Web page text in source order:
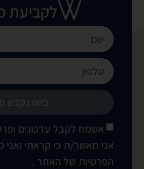
לקביעת
אשמח לקבל עדכונים
אני מאשר/ת כי קראתי ואני
הפרטיות של האתר .
בואו נקבע